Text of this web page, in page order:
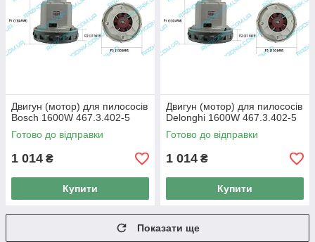
Двигун (мотор) для пилососів
Bosch 1600W 467.3.402-5
Готово до відправки
1 014 ₴
Купити
Двигун (мотор) для пилососів
Delonghi 1600W 467.3.402-5
Готово до відправки
1 014 ₴
Купити
Показати ще